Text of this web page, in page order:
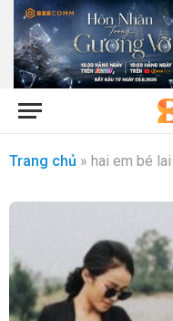
Trang chủ » hai em bé lai